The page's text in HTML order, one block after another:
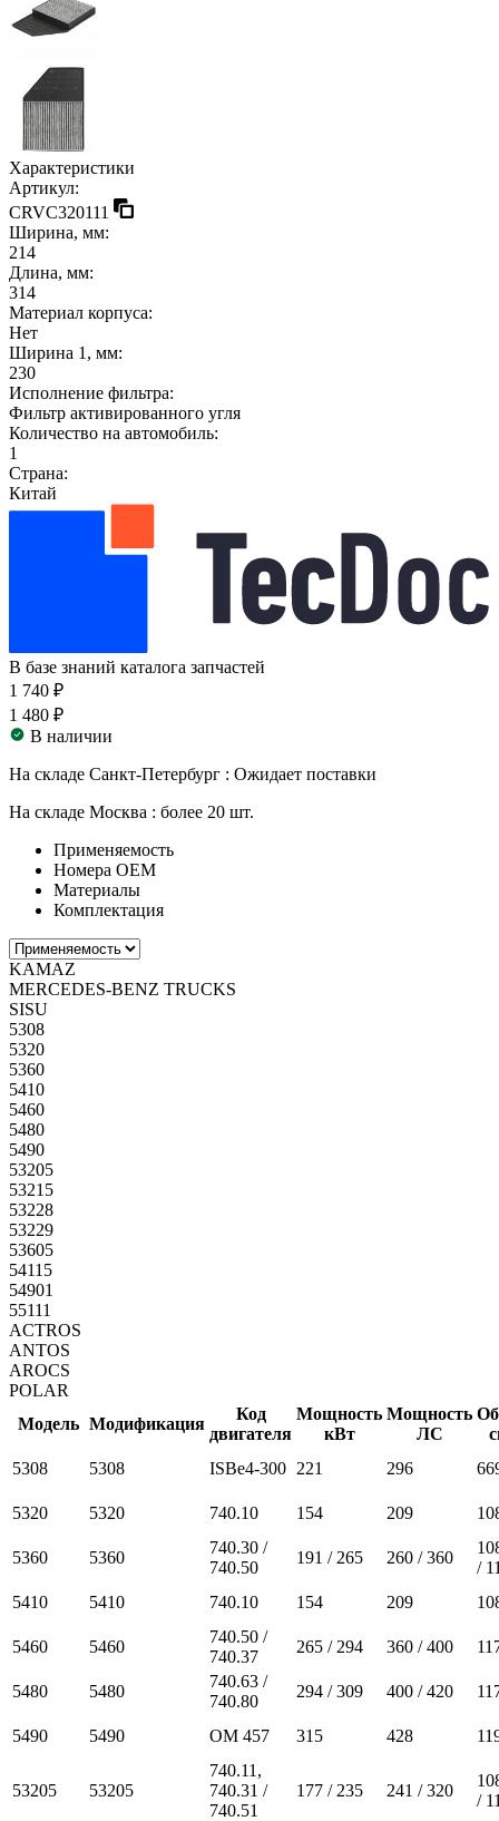
Характеристики
Артикул:
CRVC320111
Ширина, мм:
214
Длина, мм:
314
Материал корпуса:
Нет
Ширина 1, мм:
230
Исполнение фильтра:
Фильтр активированного угля
Количество на автомобиль:
1
Страна:
Китай
В базе знаний каталога запчастей
1 740 ₽
1 480 ₽
В наличии
На складе Санкт-Петербург : Ожидает поставки
На складе Москва : более 20 шт.
Применяемость
Номера ОЕМ
Материалы
Комплектация
KAMAZ
MERCEDES-BENZ TRUCKS
SISU
5308
5320
5360
5410
5460
5480
5490
53205
53215
53228
53229
53605
54115
54901
55111
ACTROS
ANTOS
AROCS
POLAR
Модель Модификация
Код
двигателя
Мощность
кВт
Мощность
ЛС
5308
5308 ISBe4-300 221 296
5320 5320 740.10 154 209
5360 5360
740.30 /
740.50
191 / 265 260 / 360
/
5410
5410 740.10 154 209
5460 5460
740.50 /
740.37
265 / 294 360 / 400
5480 5480
740.63 /
740.80
294 / 309 400 / 420
5490 5490 OM 457 315 428
53205 53205
740.11,
740.31 /
740.51
177 / 235 241 / 320
/